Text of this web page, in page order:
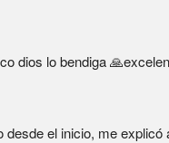
dios lo bendiga
el inicio, me